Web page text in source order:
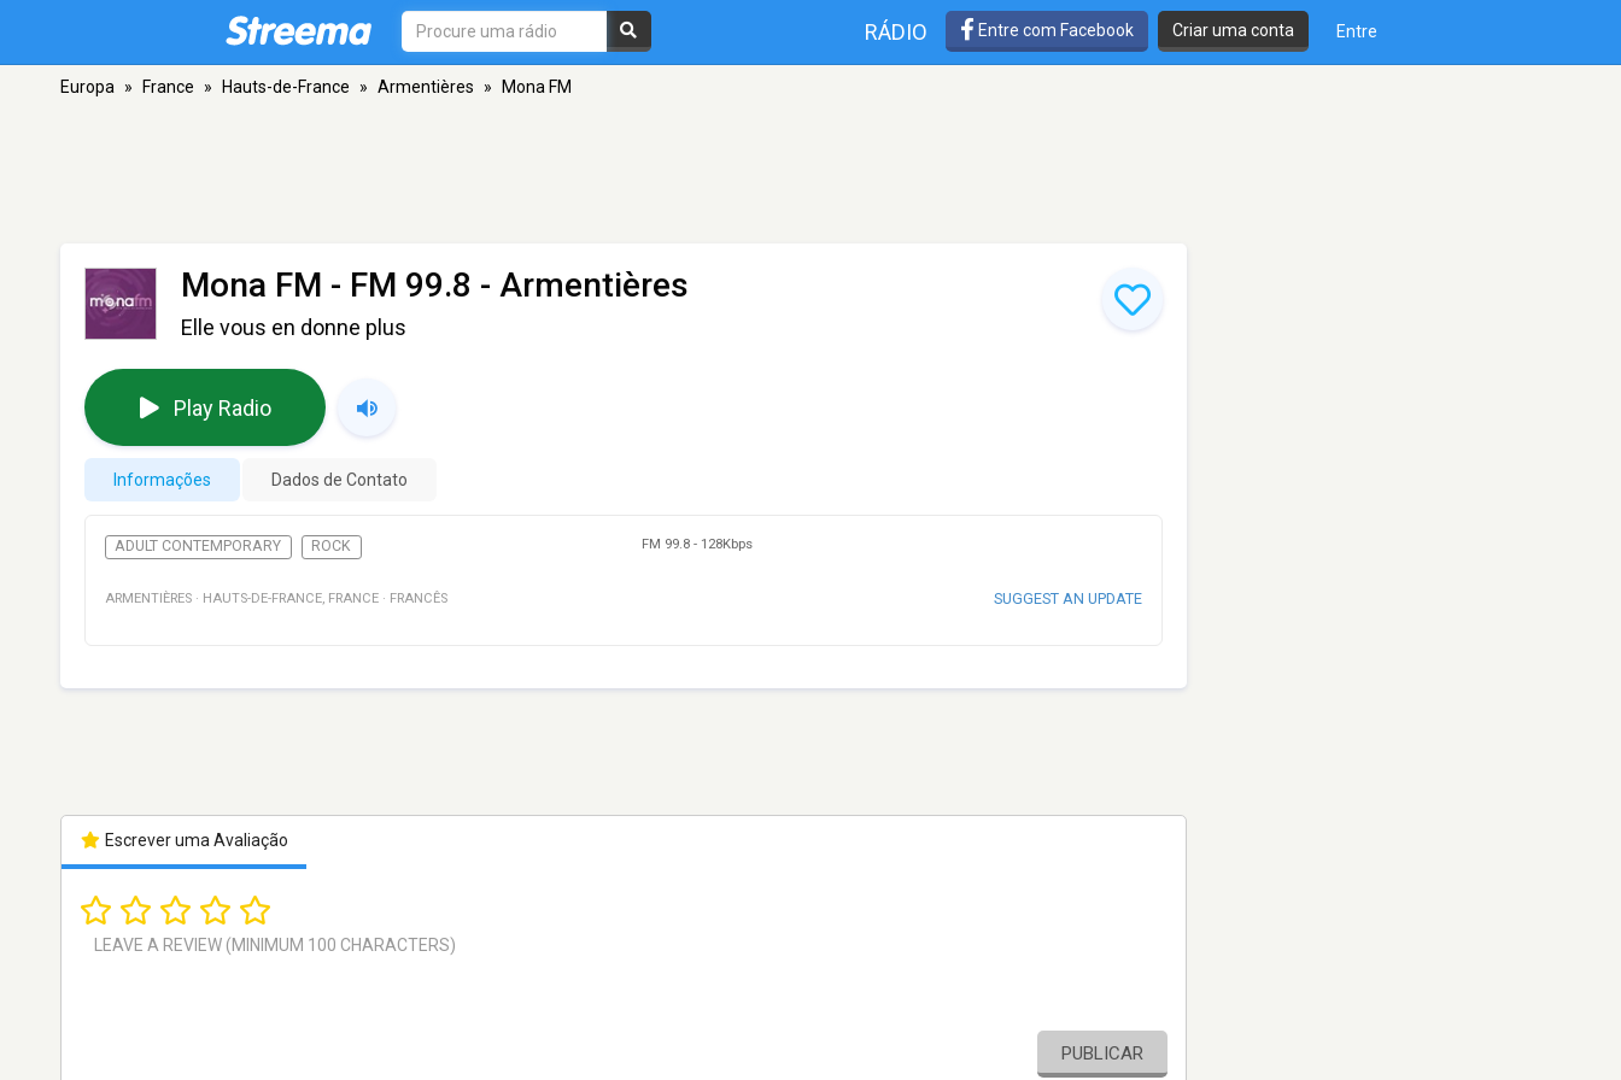
RÁDIO Entre com Facebook Criar uma conta Entre
Europa » France » Hauts-de-France » Armentières » Mona FM
Mona FM - FM 99.8 - Armentières
Elle vous en donne plus
Play Radio
Informações Dados de Contato
ADULT CONTEMPORARY ROCK FM 99.8 - 128Kbps
ARMENTIÈRES · HAUTS-DE-FRANCE, FRANCE · FRANCÊS SUGGEST AN UPDATE
Escrever uma Avaliação
PUBLICAR